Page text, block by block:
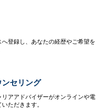
登録し、あなたの経歴やご希望を
ンセリング
アアドバイザーがオンラインや電
ただきます。